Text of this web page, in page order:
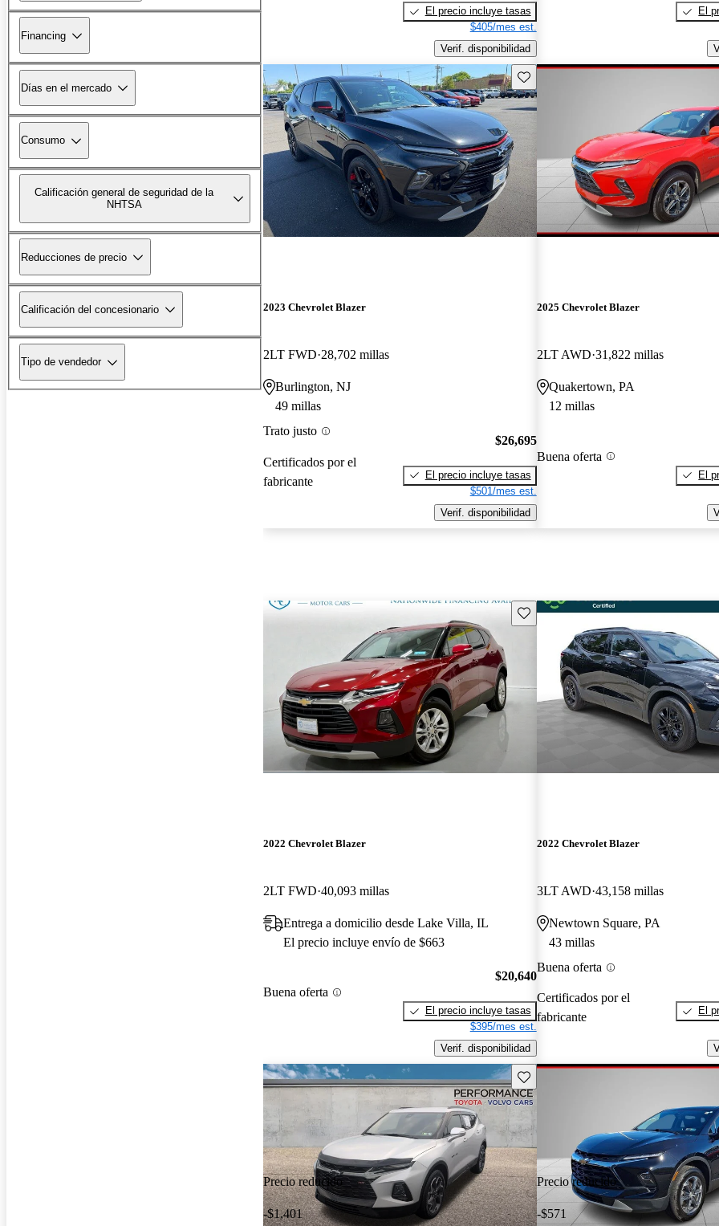
Financing
Días en el mercado
Consumo
Calificación general de seguridad de la
NHTSA
Reducciones de precio
Calificación del concesionario
Tipo de vendedor
El precio incluye tasas
$405/mes est.
Verif. disponibilidad
El
Guarda este Aviso
2023 Chevrolet Blazer
2LT FWD 28,702 millas
Burlington, NJ
49 millas
Trato justo
Certificados por el
fabricante
$26,695
El precio incluye tasas
$501/mes est.
Verif. disponibilidad
2025 Chevrolet Blazer
2LT AWD 31,822 millas
Quakertown, PA
12 millas
Buena oferta
El
Guarda este Aviso
2022 Chevrolet Blazer
2LT FWD 40,093 millas
Entrega a domicilio desde Lake Villa, IL
El precio incluye envío de $663
Buena oferta
$20,640
El precio incluye tasas
$395/mes est.
Verif. disponibilidad
2022 Chevrolet Blazer
3LT AWD 43,158 millas
Newtown Square, PA
43 millas
Buena oferta
Certificados por el
fabricante
El
Precio reducido
-$1,401
Guarda este Aviso
Precio reducido
-$571